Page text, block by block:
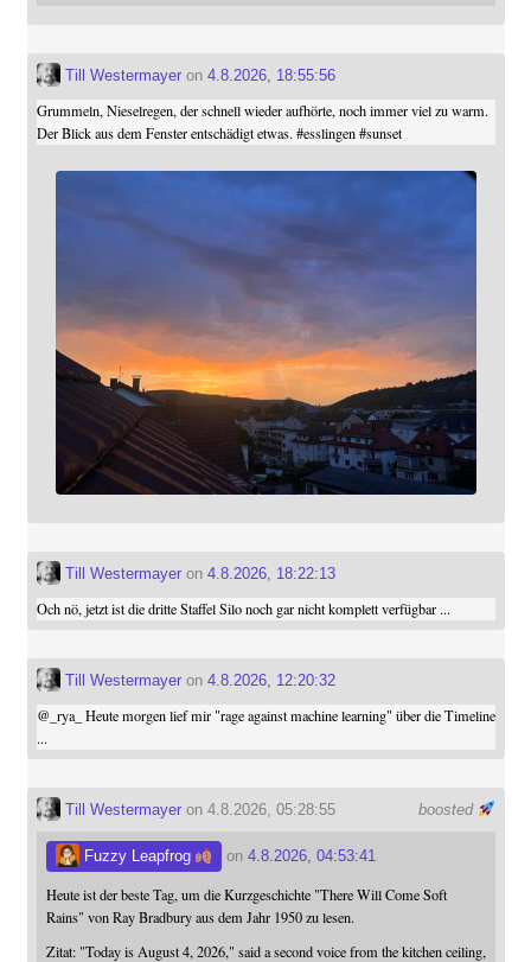
Till Westermayeron 4.8.2026, 18:55:56
Grummeln, Nieselregen, der schnell wieder aufhörte, noch immer viel zu warm.
Der Blick aus dem Fenster entschädigt etwas. #esslingen #sunset
Till Westermayeron 4.8.2026, 18:22:13
Och nö, jetzt ist die dritte Staffel Silo noch gar nicht komplett verfügbar ...
Till Westermayeron 4.8.2026, 12:20:32
@ _rya_ Heute morgen lief mir "rage against machine learning" über die Timeline
...
boosted
Till Westermayeron 4.8.2026, 05:28:55
Fuzzy Leapfrog on4.8.2026, 04:53:41
Heute ist der beste Tag, um die Kurzgeschichte "There Will Come Soft
Rains" von Ray Bradbury aus dem Jahr 1950 zu lesen.
Zitat: "Today is August 4, 2026," said a second voice from the kitchen ceiling,